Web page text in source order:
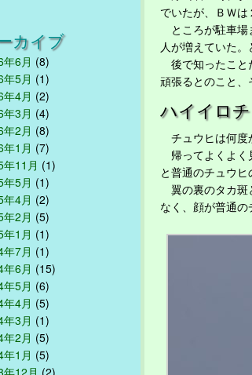
カイブ
6月 (8)
5月 (1)
4月 (2)
3月 (4)
2月 (8)
1月 (7)
11月 (1)
5月 (1)
4月 (2)
2月 (5)
1月 (1)
7月 (1)
6月 (15)
5月 (6)
4月 (5)
3月 (1)
2月 (5)
1月 (5)
12月 (2)
でいたが、ＢＷは
ところが駐車場
人が増えていた。
後で知ったこと
頑張るとのこと、
ハイイロ
チュウヒは何度
帰ってよくよく
と普通のチュウヒ
翼の裏のタカ斑
なく、顔が普通の